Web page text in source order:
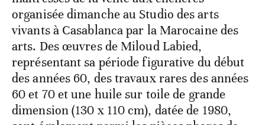
organisée dimanche au Studio des arts
vivants à Casablanca par la Marocaine des
arts. Des œuvres de Miloud Labied,
représentant sa période figurative du début
des années 60, des travaux rares des années
60 et 70 et une huile sur toile de grande
dimension (130 x 110 cm), datée de 1980,